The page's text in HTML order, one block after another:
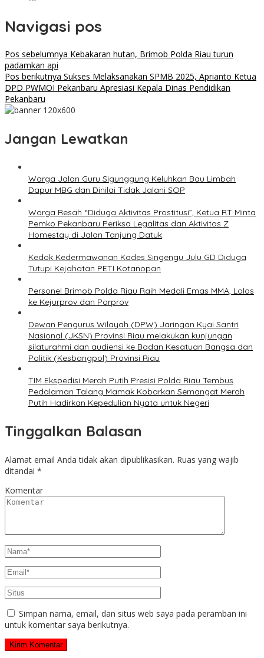
Navigasi pos
Pos sebelumnya Kebakaran hutan, Brimob Polda Riau turun
padamkan api
Pos berikutnya Sukses Melaksanakan SPMB 2025, Aprianto Ketua
DPD PWMOI Pekanbaru Apresiasi Kepala Dinas Pendidikan
Pekanbaru
Jangan Lewatkan
Warga Jalan Guru Sigunggung Keluhkan Bau Limbah
Dapur MBG dan Dinilai Tidak Jalani SOP
Warga Resah “Diduga Aktivitas Prostitusi”, Ketua RT Minta
Pemko Pekanbaru Periksa Legalitas dan Aktivitas Z
Homestay di Jalan Tanjung Datuk
Kedok Kedermawanan Kades Singengu Julu GD Diduga
Tutupi Kejahatan PETI Kotanopan
Personel Brimob Polda Riau Raih Medali Emas MMA, Lolos
ke Kejurprov dan Porprov
Dewan Pengurus Wilayah (DPW) Jaringan Kyai Santri
Nasional (JKSN) Provinsi Riau melakukan kunjungan
silaturahmi dan audiensi ke Badan Kesatuan Bangsa dan
Politik (Kesbangpol) Provinsi Riau
TIM Ekspedisi Merah Putih Presisi Polda Riau Tembus
Pedalaman Talang Mamak Kobarkan Semangat Merah
Putih Hadirkan Kepedulian Nyata untuk Negeri
Tinggalkan Balasan
Alamat email Anda tidak akan dipublikasikan. Ruas yang wajib
ditandai *
Komentar
Simpan nama, email, dan situs web saya pada peramban ini
untuk komentar saya berikutnya.